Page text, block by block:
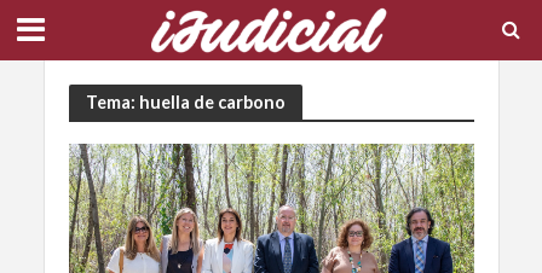
Tema: huella de carbono